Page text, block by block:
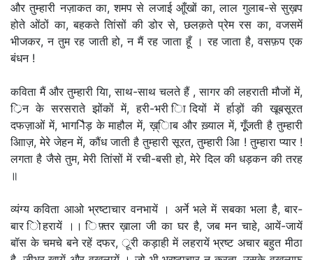
और तुम्हारी नज़ाकत का, शमप से लजाई आूँखों का, लाल गुलाब-से सुख़प
होते ओंठों का, बहकते तिांसों की डोर से, छलक़ते प्रेम रस का, वजसमें
भीजकर, न तुम रह जाती हो, न मैं रह जाता हूँ । रह जाता है, वसफ़प एक
बंधन !
कविता मैं और तुम्हारी याि, साथ-साथ चलते हैं , सागर की लहराती मौजों में,
र्िन के सरसराते झोंकों में, हरी-भरी िादियों में र्हाड़ों की खूबसूरत
दफज़ाओं में, भाग-िौड़ के माहौल में, ख़्िाब और ख़्याल में, गूूँजती है तुम्हारी
आिाज़, मेरे जेहन में, कौंध जाती है तुम्हारी सूरत, तुम्हारी अिा ! तुम्हारा प्यार !
लगता है जैसे तुम, मेरी तिांसों में रची-बसी हो, मेरे दिल की धड़कन की तरह
॥
व्यंग्य कविता आओ भ्रष्टाचार वनभायें । अर्ने भले में सबका भला है, बार-
बार िोहरायें ।। िफ़्तर ख़ाला जी का घर है, जब मन चाहे, आयें-जायें
बॉस के चमचे बने रहें दफर, र्ूरी कड़ाही में लहरायें भ्रष्ट अचार बहुत मीठा